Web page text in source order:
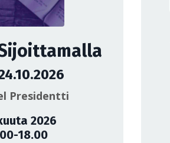
Presidentti
2026
18.00